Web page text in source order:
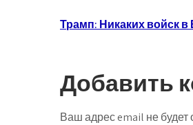
Навигация
записям
Трамп: Никаких войск
Добавить
Ваш адрес email не будет